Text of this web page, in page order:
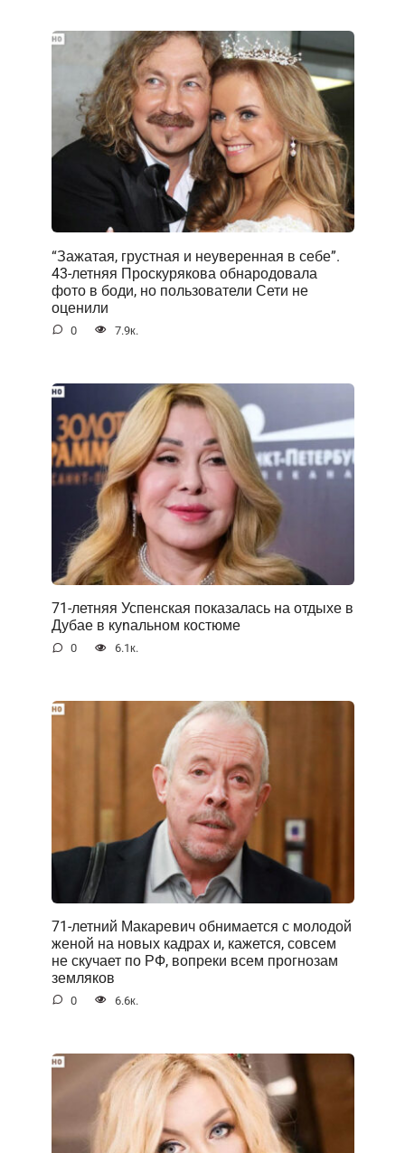
“Зажатая, грустная и неуверенная в себе”.
43-летняя Проскурякова обнародовала
фото в боди, но пользователи Сети не
оценили
0 7.9к.
71-летняя Успенская показалась на отдыхе в
Дубае в куnальном костюме
0 6.1к.
71-летний Макаревич обнимается с молодой
женой на новых кадрах и, кажется, совсем
не скучает по РФ, вопреки всем прогнозам
земляков
0 6.6к.